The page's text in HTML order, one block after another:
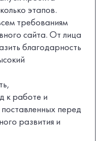
этапов.
требованиям
сайта. От лица
благодарность
к работе и
перед
развития и